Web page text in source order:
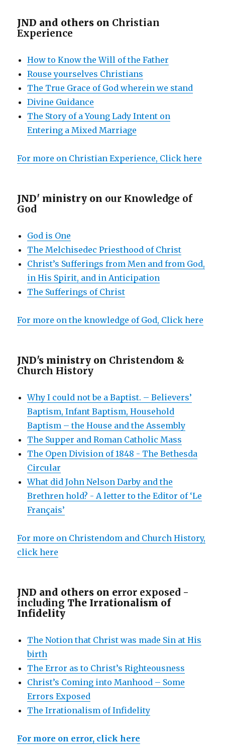
JND and others on Christian
Experience
How to Know the Will of the Father
Rouse yourselves Christians
The True Grace of God wherein we stand
Divine Guidance
The Story of a Young Lady Intent on
Entering a Mixed Marriage
For more on Christian Experience, Click here
JND' ministry on our Knowledge of
God
God is One
The Melchisedec Priesthood of Christ
Christ’s Sufferings from Men and from God,
in His Spirit, and in Anticipation
The Sufferings of Christ
For more on the knowledge of God, Click here
JND's ministry on Christendom &
Church History
Why I could not be a Baptist. – Believers’
Baptism, Infant Baptism, Household
Baptism – the House and the Assembly
The Supper and Roman Catholic Mass
The Open Division of 1848 - The Bethesda
Circular
What did John Nelson Darby and the
Brethren hold? - A letter to the Editor of ‘Le
Français’
For more on Christendom and Church History,
click here
JND and others on error exposed -
including The Irrationalism of
Infidelity
The Notion that Christ was made Sin at His
birth
The Error as to Christ’s Righteousness
Christ’s Coming into Manhood – Some
Errors Exposed
The Irrationalism of Infidelity
For more on error, click here